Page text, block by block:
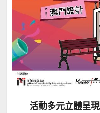
活動多元立體呈